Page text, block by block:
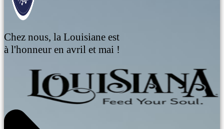
Chez nous, la Louisiane est
à l'honneur en avril et mai !